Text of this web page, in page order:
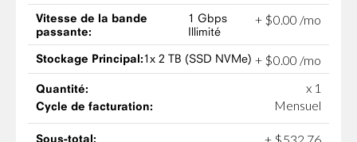
Vitesse de la bande
passante:
1 Gbps
Illimité
+ $0.00 /mo
Stockage Principal:1x 2 TB (SSD NVMe) + $0.00 /mo
Quantité: x 1
Cycle de facturation: Mensuel
Sous-total: